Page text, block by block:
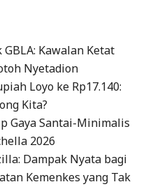
Kawalan Ketat
Nyetadion
Loyo ke Rp17.140:
Kita?
Gaya Santai-Minimalis
2026
Dampak Nyata bagi
Kemenkes yang Tak